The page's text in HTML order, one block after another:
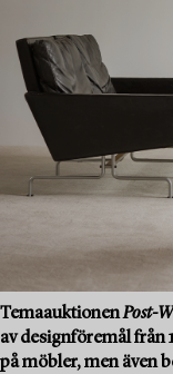
TemaauktionenPost-
av designföremål från
på möbler, men även